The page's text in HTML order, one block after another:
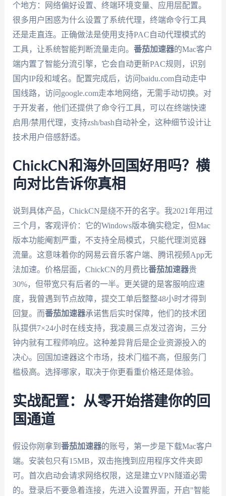
个地方：网络偏好设置、终端环境变量、应用层配置。
很多用户困惑为什么设置了系统代理，终端命令行工具
还是走直连。正确做法是使用支持PAC自动代理模式的
工具，让系统智能判断流量走向。 番茄加速器的Mac客户
端内置了智能分流引擎，它会自动更新PAC规则，识别
国内IP段和域名。配置完成后，访问baidu.com自动走中
国线路，访问google.com走本地网络，无需手动切换。对
于开发者，他们还提供了命令行工具，可以在终端快速
启用/禁用代理，支持zsh/bash自动补全，这种细节设计让
技术用户倍感舒适。
ChickCN和海外回国好用吗？横
向对比告诉你真相
说到具体产品，ChickCN是绕不开的名字。我2021年用过
三个月，客观评价：它的Windows版本确实稳定，但Mac
版本功能阉割严重，不支持全局模式，只能代理浏览器
流量。这意味着你的网易云音乐客户端、腾讯视频App无
法加速。价格层面，ChickCN的月费比番茄加速器贵
30%，但带宽只有后者的一半。更关键的是客服响应速
度，我曾遇到节点故障，提交工单后整整48小时才得到
回复。而番茄加速器承诺售后实时保障，他们的技术团
队提供7×24小时在线支持，我凌晨三点发过咨询，三分
钟内就有工程师响应。这种差异背后是企业资源投入的
决心。回国加速器这个市场，技术门槛不高，但服务门
槛极高。选择哪家，取决于你更看重价格还是体验。
实战配置：从零开始搭建你的回
国通道
假设你刚拿到 番茄加速器的账号，第一步是下载Mac客户
端。安装包只有15MB，双击拖拽到应用程序文件夹即
可。首次启动会请求网络权限，这是建立VPN隧道必需
的。登录后不要急着连接，先进入设置界面，开启"智能